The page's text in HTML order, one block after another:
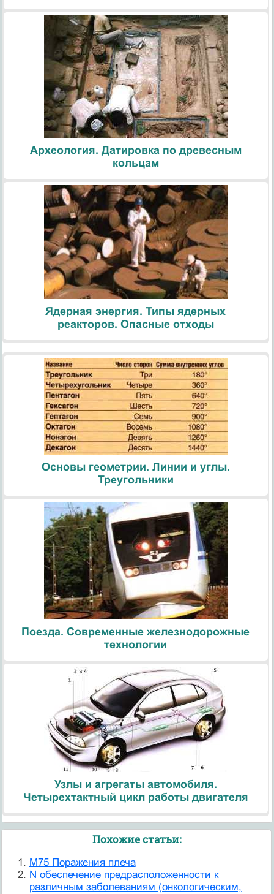
Археология. Датировка по древесным
кольцам
Ядерная энергия. Типы ядерных
реакторов. Опасные отходы
Основы геометрии. Линии и углы.
Треугольники
Поезда. Современные железнодорожные
технологии
Узлы и агрегаты автомобиля.
Четырехтактный цикл работы двигателя
Похожие статьи:
M75 Поражения плеча
N обеспечение предрасположенности к
различным заболеваниям (онкологическим,